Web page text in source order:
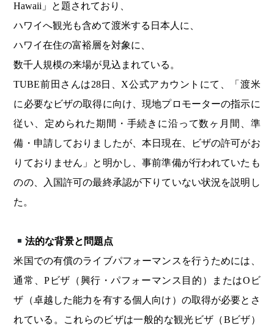
Hawaii」と題されており、
ハワイへ観光も含めて渡米する日本人に、
ハワイ在住の富裕層を対象に、
数千人規模の来場が見込まれている。
TUBE前田さんは28日、X公式アカウントにて、「渡米
に必要なビザの取得に向け、現地プロモーターの指示に
従い、定められた期間・手続きに沿って数ヶ月間、準
備・申請しておりましたが、本日現在、ビザの許可がお
りておりません」と明かし、事前準備が行われていたも
のの、入国許可の最終承認が下りていない状況を説明し
た。
法的な背景と問題点
米国での有償のライブパフォーマンスを行うためには、
通常、Pビザ（興行・パフォーマンス目的）またはOビ
ザ（卓越した能力を有する個人向け）の取得が必要とさ
れている。これらのビザは一般的な観光ビザ（Bビザ）